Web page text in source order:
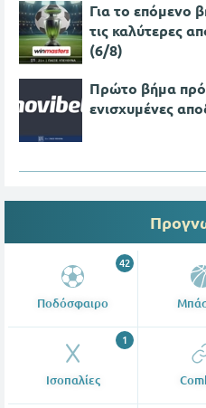
Για το επόμενο
τις καλύτερες
(6/8)
Πρώτο βήμα
ενισχυμένες
Ποδόσφαιρο
42
Ισοπαλίες
1